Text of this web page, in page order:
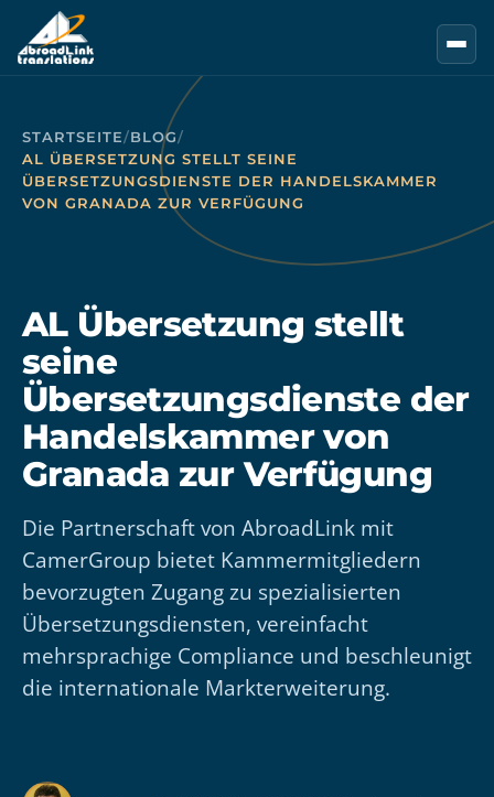
Zum Hauptinhalt springen
STARTSEITE/BLOG/
AL ÜBERSETZUNG STELLT SEINE
ÜBERSETZUNGSDIENSTE DER HANDELSKAMMER
VON GRANADA ZUR VERFÜGUNG
AL Übersetzung stellt
seine
Übersetzungsdienste der
Handelskammer von
Granada zur Verfügung
Die Partnerschaft von AbroadLink mit
CamerGroup bietet Kammermitgliedern
bevorzugten Zugang zu spezialisierten
Übersetzungsdiensten, vereinfacht
mehrsprachige Compliance und beschleunigt
die internationale Markterweiterung.